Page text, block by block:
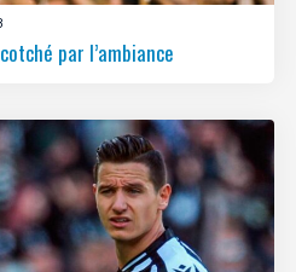
par l’ambiance